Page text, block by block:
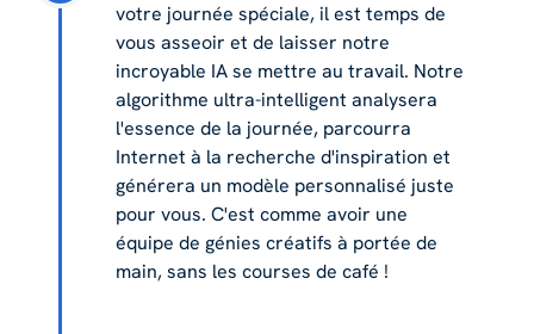
votre journée spéciale, il est temps de
vous asseoir et de laisser notre
incroyable IA se mettre au travail. Notre
algorithme ultra-intelligent analysera
l'essence de la journée, parcourra
Internet à la recherche d'inspiration et
générera un modèle personnalisé juste
pour vous. C'est comme avoir une
équipe de génies créatifs à portée de
main, sans les courses de café !